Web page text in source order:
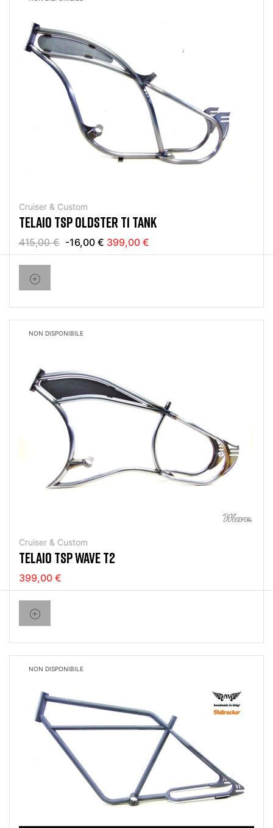
Cruiser & Custom
TELAIO TSP OLDSTER T1 TANK
415,00 € -16,00 € 399,00 €
NON DISPONIBILE
Cruiser & Custom
TELAIO TSP WAVE T2
399,00 €
NON DISPONIBILE